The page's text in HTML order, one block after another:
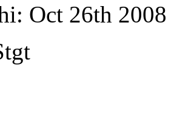
Oct 26th 2008